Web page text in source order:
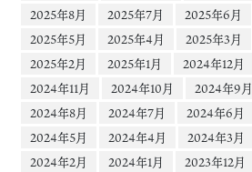
2025年8月
2025年7月
2025年6月
2025年5月
2025年4月
2025年3月
2025年2月
2025年1月
2024年12月
2024年11月
2024年10月
2024年9月
2024年8月
2024年7月
2024年6月
2024年5月
2024年4月
2024年3月
2024年2月
2024年1月
2023年12月